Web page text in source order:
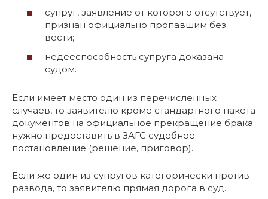
супруг, заявление от которого отсутствует,
признан официально пропавшим без
вести;
недееспособность супруга доказана
судом.
Если имеет место один из перечисленных
случаев, то заявителю кроме стандартного пакета
документов на официальное прекращение брака
нужно предоставить в ЗАГС судебное
постановление (решение, приговор).
Если же один из супругов категорически против
развода, то заявителю прямая дорога в суд.